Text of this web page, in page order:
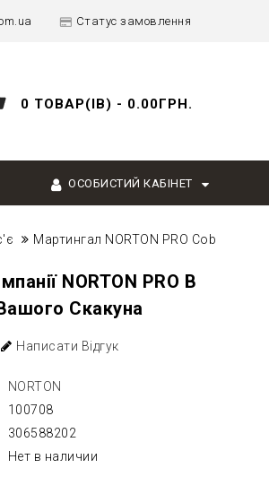
Статус замовлення
0 ТОВАР(ІВ) - 0.00ГРН.
ОСОБИСТИЙ КАБІНЕТ
Мартингал NORTON PRO Cob
NORTON PRO В
Скакуна
Написати Відгук
NORTON
100708
306588202
Нет в наличии